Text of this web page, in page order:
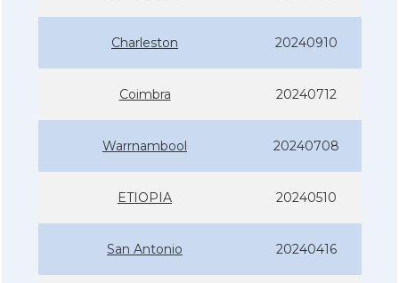
Charleston 20240910
Coimbra 20240712
Warrnambool 20240708
ETIOPIA 20240510
San Antonio 20240416